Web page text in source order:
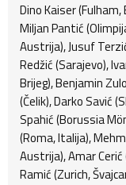
Dino Kaiser
Miljan Pantić
Austrija), Jusuf
Redžić (Sarajevo),
Brijeg), Benjamin
(Čelik), Darko Savić
Spahić (Borussia
(Roma, Italija),
Austrija), Amar
Ramić (Zurich,